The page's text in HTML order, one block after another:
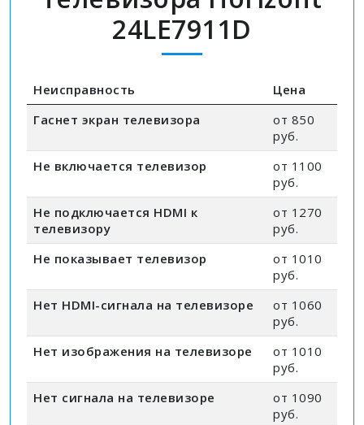
24LE7911D
Неисправность
Цена
Гаснет экран телевизора
от 850
руб.
Не включается телевизор
от 1100
руб.
Не подключается HDMI к
телевизору
от 1270
руб.
Не показывает телевизор
от 1010
руб.
Нет HDMI-сигнала на телевизоре
от 1060
руб.
Нет изображения на телевизоре
от 1010
руб.
Нет сигнала на телевизоре
от 1090
руб.